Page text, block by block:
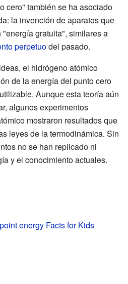
cero" también se ha asociado
la invención de aparatos que
gratuita", similares a
perpetuodel pasado.
el hidrógeno atómico
de la energía del punto cero
Aunque esta teoría aún
algunos experimentos
mostraron resultados que
leyes de la termodinámica. Sin
no se han replicado ni
y el conocimiento actuales.
energy Facts for Kids